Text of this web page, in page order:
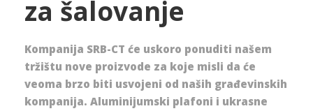
za šalovanje
Kompanija SRB-CT će uskoro ponuditi našem
tržištu nove proizvode za koje misli da će
veoma brzo biti usvojeni od naših građevinskih
kompanija. Aluminijumski plafoni i ukrasne